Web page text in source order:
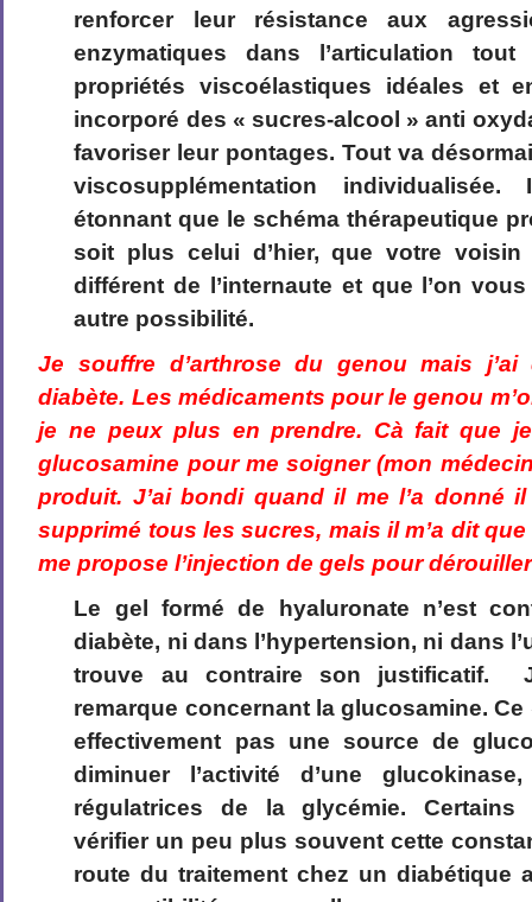
renforcer leur résistance aux
enzymatiques dans l’articulation
propriétés viscoélastiques idéales et
incorporé des « sucres-alcool » anti
favoriser leur pontages. Tout va
viscosupplémentation
étonnant que le schéma thérapeutique
soit plus celui d’hier, que votre
différent de l’internaute et que l’on
autre possibilité.
Je souffre d’arthrose du genou mais
diabète. Les médicaments pour le genou
je ne peux plus en prendre. Cà fait que
glucosamine pour me soigner (mon
produit. J’ai bondi quand il me l’a donné
supprimé tous les sucres, mais il m’a dit que
me propose l’injection de gels pour
Le gel formé de hyaluronate n’est
diabète, ni dans l’hypertension, ni dans
trouve au contraire son justificatif.
remarque concernant la glucosamine. Ce
effectivement pas une source de
diminuer l’activité d’une
régulatrices de la glycémie.
vérifier un peu plus souvent cette
route du traitement chez un diabétique